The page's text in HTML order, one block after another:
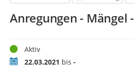
Anregungen - Mängel
StatusAktiv
Zeitraum22.03.2021 bis -